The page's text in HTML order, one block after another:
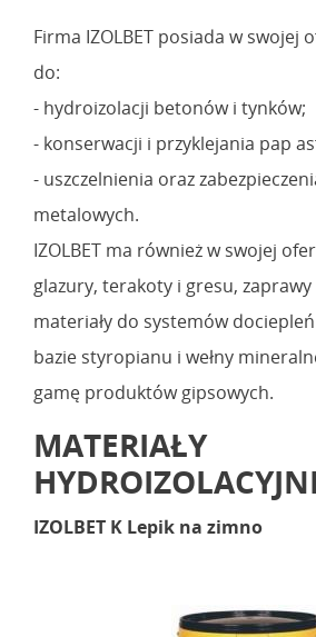
Firma IZOLBET posiada w swojej
do:
- hydroizolacji betonów i tynków;
- konserwacji i przyklejania pap
- uszczelnienia oraz
metalowych.
IZOLBET ma również w swojej
glazury, terakoty i gresu,
materiały do systemów
bazie styropianu i wełny
gamę produktów gipsowych.
MATERIAŁY
IZOLBET K Lepik na zimno